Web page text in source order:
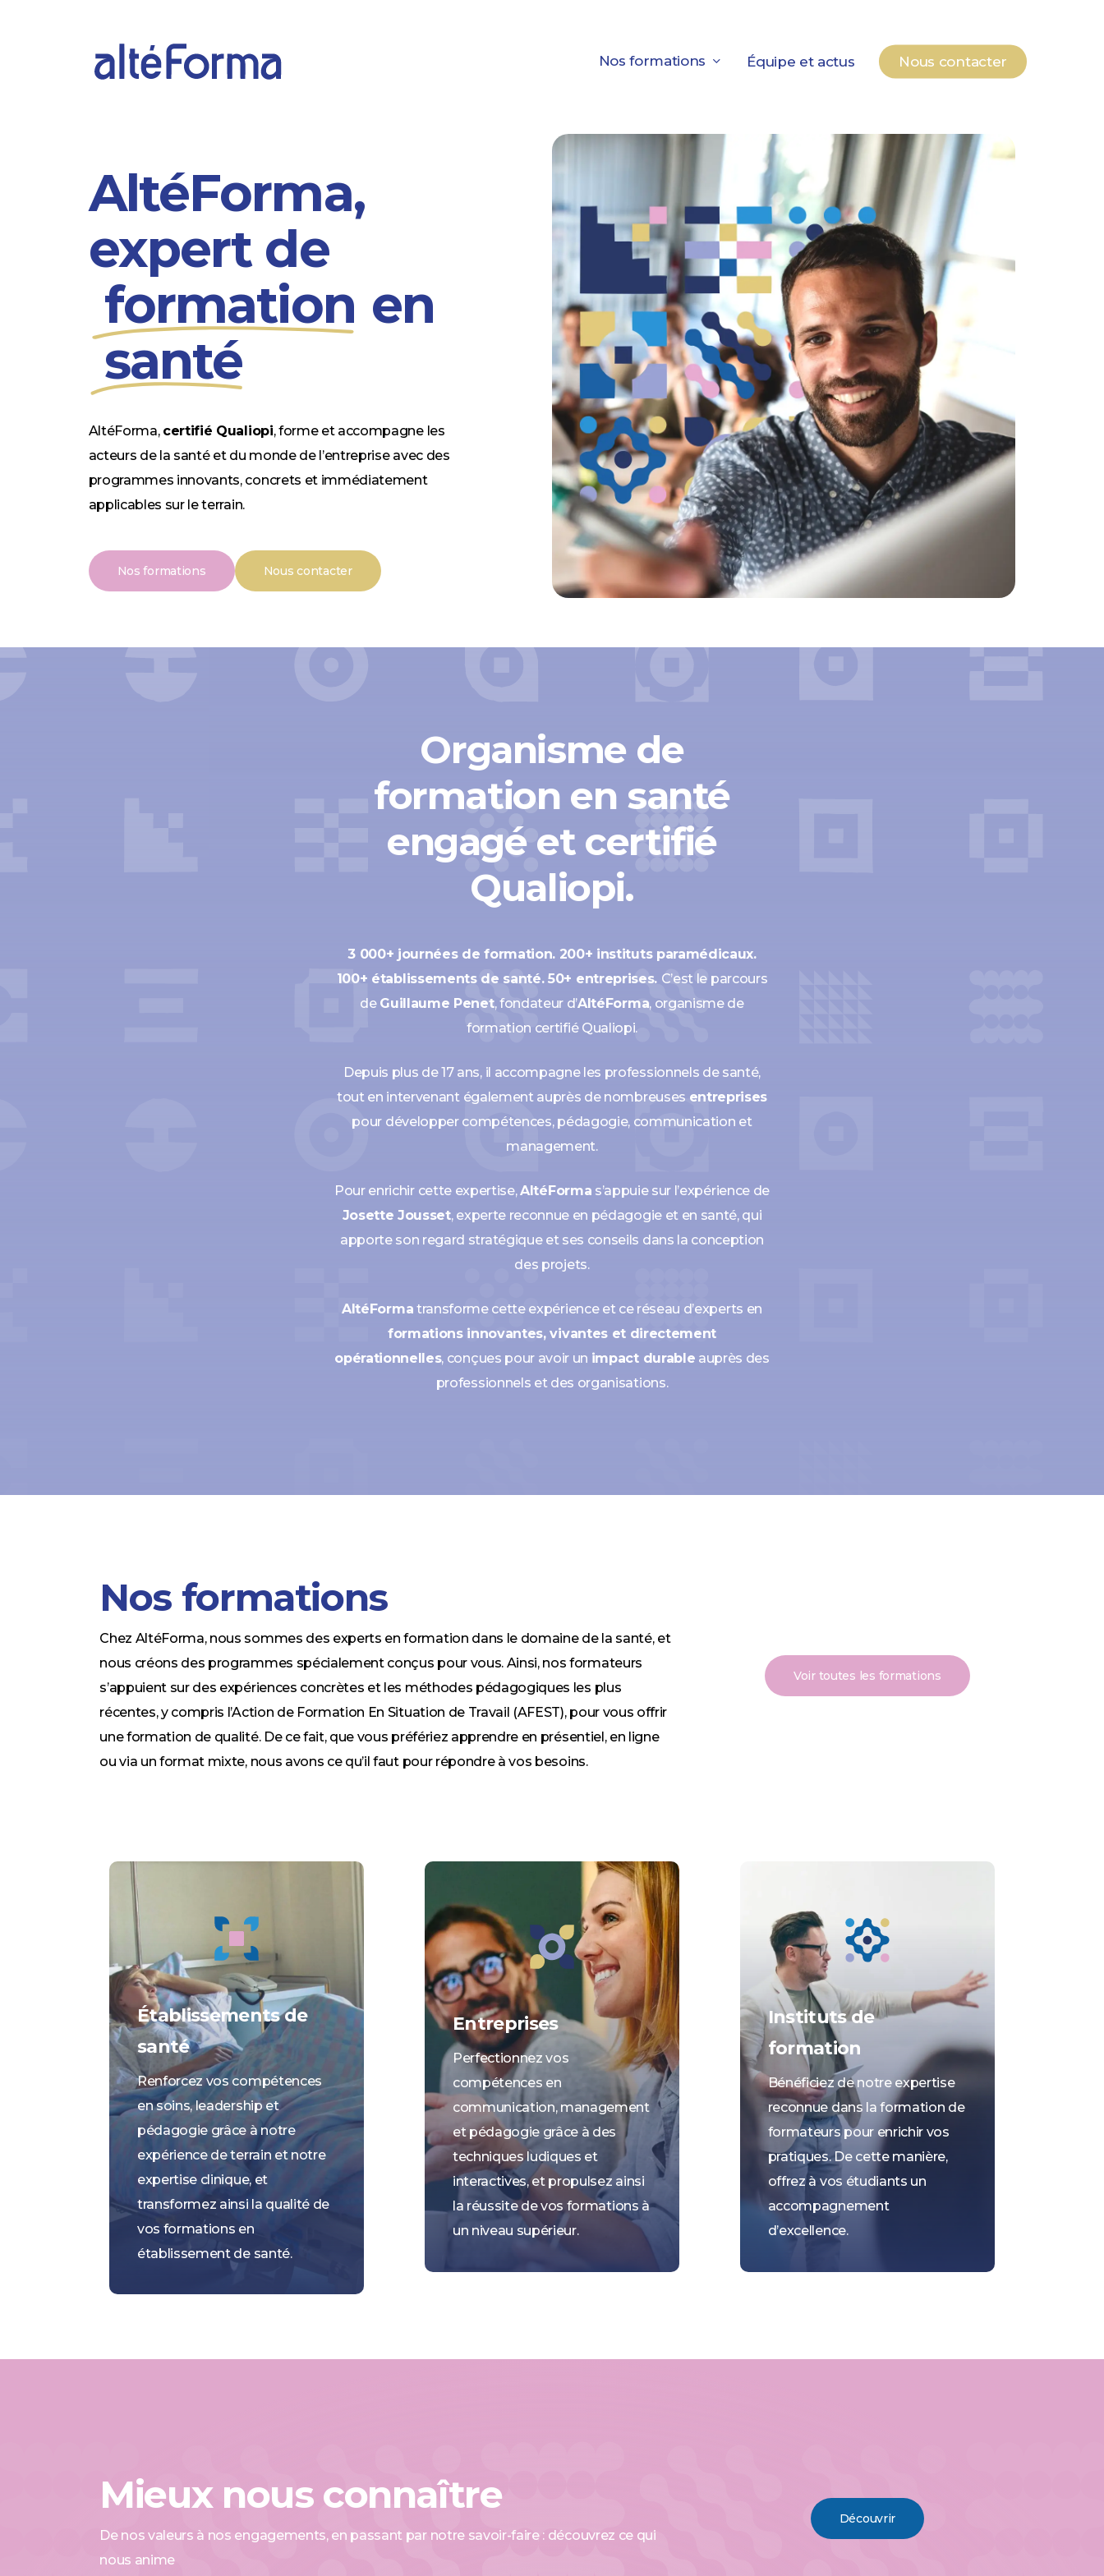
Nos formations Équipe et actus Nous contacter
AltéForma,
expert de
formation en
santé
AltéForma, certifié Qualiopi, forme et accompagne les
acteurs de la santé et du monde de l’entreprise avec des
programmes innovants, concrets et immédiatement
applicables sur le terrain.
Nos formations Nous contacter
Organisme de
formation en santé
engagé et certifié
Qualiopi.
3 000+ journées de formation. 200+ instituts paramédicaux.
100+ établissements de santé. 50+ entreprises. C’est le parcours
de Guillaume Penet, fondateur d’AltéForma, organisme de
formation certifié Qualiopi.
Depuis plus de 17 ans, il accompagne les professionnels de santé,
tout en intervenant également auprès de nombreuses entreprises
pour développer compétences, pédagogie, communication et
management.
Pour enrichir cette expertise,AltéForma s’appuie sur l’expérience de
Josette Jousset, experte reconnue en pédagogie et en santé, qui
apporte son regard stratégique et ses conseils dans la conception
des projets.
AltéForma transforme cette expérience et ce réseau d’experts en
formations innovantes, vivantes et directement
opérationnelles, conçues pour avoir un impact durable auprès des
professionnels et des organisations.
Nos formations
Chez AltéForma, nous sommes des experts en formation dans le domaine de la santé, et
nous créons des programmes spécialement conçus pour vous. Ainsi, nos formateurs
s’appuient sur des expériences concrètes et les méthodes pédagogiques les plus
récentes, y compris l’Action de Formation En Situation de Travail (AFEST), pour vous offrir
une formation de qualité. De ce fait, que vous préfériez apprendre en présentiel, en ligne
ou via un format mixte, nous avons ce qu’il faut pour répondre à vos besoins.
Voir toutes les formations
Établissements de
santé
Renforcez vos compétences
en soins, leadership et
pédagogie grâce à notre
expérience de terrain et notre
expertise clinique, et
transformez ainsi la qualité de
vos formations en
établissement de santé.
Entreprises
Perfectionnez vos
compétences en
communication, management
et pédagogie grâce à des
techniques ludiques et
interactives, et propulsez ainsi
la réussite de vos formations à
un niveau supérieur.
Instituts de
formation
Bénéficiez de notre expertise
reconnue dans la formation de
formateurs pour enrichir vos
pratiques. De cette manière,
offrez à vos étudiants un
accompagnement
d’excellence.
Mieux nous connaître
De nos valeurs à nos engagements, en passant par notre savoir-faire : découvrez ce qui
nous anime
Découvrir